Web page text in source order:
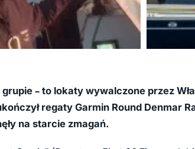
– to lokaty wywalczone przez
regaty Garmin Round Denmar
na starcie zmagań.